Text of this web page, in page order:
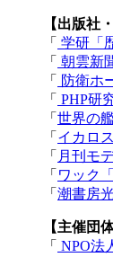
【出版社
「 学研「
「 朝雲新
「
防衛ホ
「 PHP研
「 世界の
「 イカロ
「 月刊モ
「 ワック
「 潮書房
【主催団体
「 NPO法